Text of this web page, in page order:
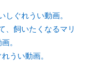
しぐれうい動画。
、飼いたくなるマリ
。
うい動画。